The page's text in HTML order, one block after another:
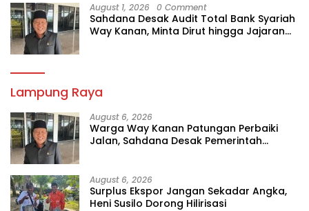
August 1, 2026 0 Comment
Sahdana Desak Audit Total Bank Syariah
Way Kanan, Minta Dirut hingga Jajaran
Lampung Raya
August 6, 2026
Warga Way Kanan Patungan Perbaiki
Jalan, Sahdana Desak Pemerintah
August 6, 2026
Surplus Ekspor Jangan Sekadar Angka,
Heni Susilo Dorong Hilirisasi